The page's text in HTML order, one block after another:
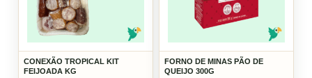
CONEXÃO TROPICAL KIT
FEIJOADA KG
FORNO DE MINAS PÃO DE
QUEIJO 300G